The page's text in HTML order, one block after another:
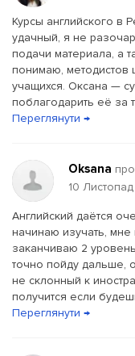
Курсы английского в
удачный, я не
подачи материала, а
понимаю, методистов
учащихся. Оксана —
поблагодарить её за
Переглянути →
Oksana про
10 Листопад
Английский даётся
начинаю изучать,
заканчиваю 2
точно пойду дальше,
не склонный к
получится если
Переглянути →